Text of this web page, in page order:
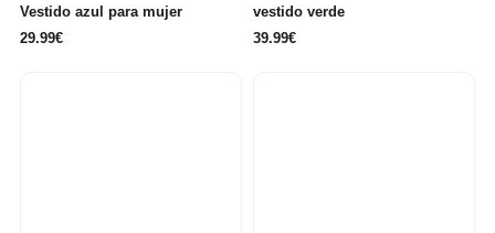
Vestido azul para mujer
29.99€
vestido verde
39.99€